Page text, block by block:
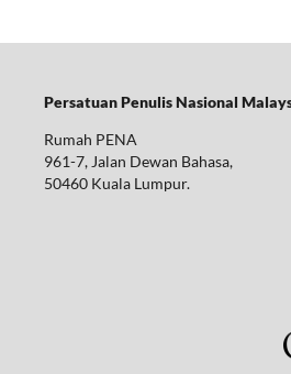
Persatuan Penulis Nasional
Rumah PENA
961-7, Jalan Dewan Bahasa,
50460 Kuala Lumpur.